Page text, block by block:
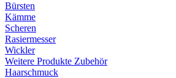
Bürsten
Kämme
Scheren
Rasiermesser
Wickler
Weitere Produkte Zubehör
Haarschmuck